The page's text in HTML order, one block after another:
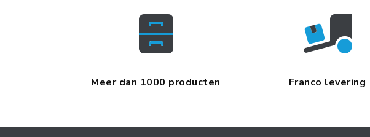
Meer dan 1000 producten Franco levering